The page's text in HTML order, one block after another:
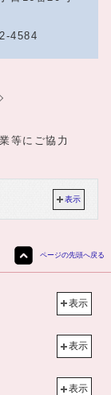
4584
等にご協力
表示
ページの先頭へ戻る
表示
表示
表示